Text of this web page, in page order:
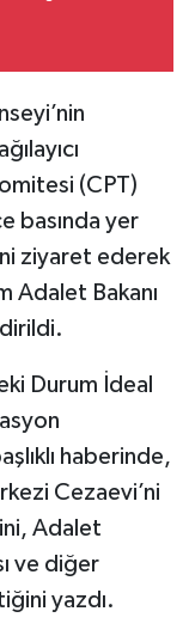
(CPT)
basında yer
ziyaret ederek
Adalet Bakanı
Durum İdeal
haberinde,
Cezaevi’ni
Adalet
ve diğer
yazdı.